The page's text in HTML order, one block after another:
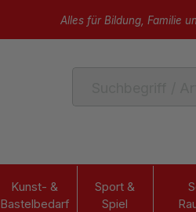
Alles für Bildung, Familie
Kunst- &
Bastelbedarf
Sport &
Spiel